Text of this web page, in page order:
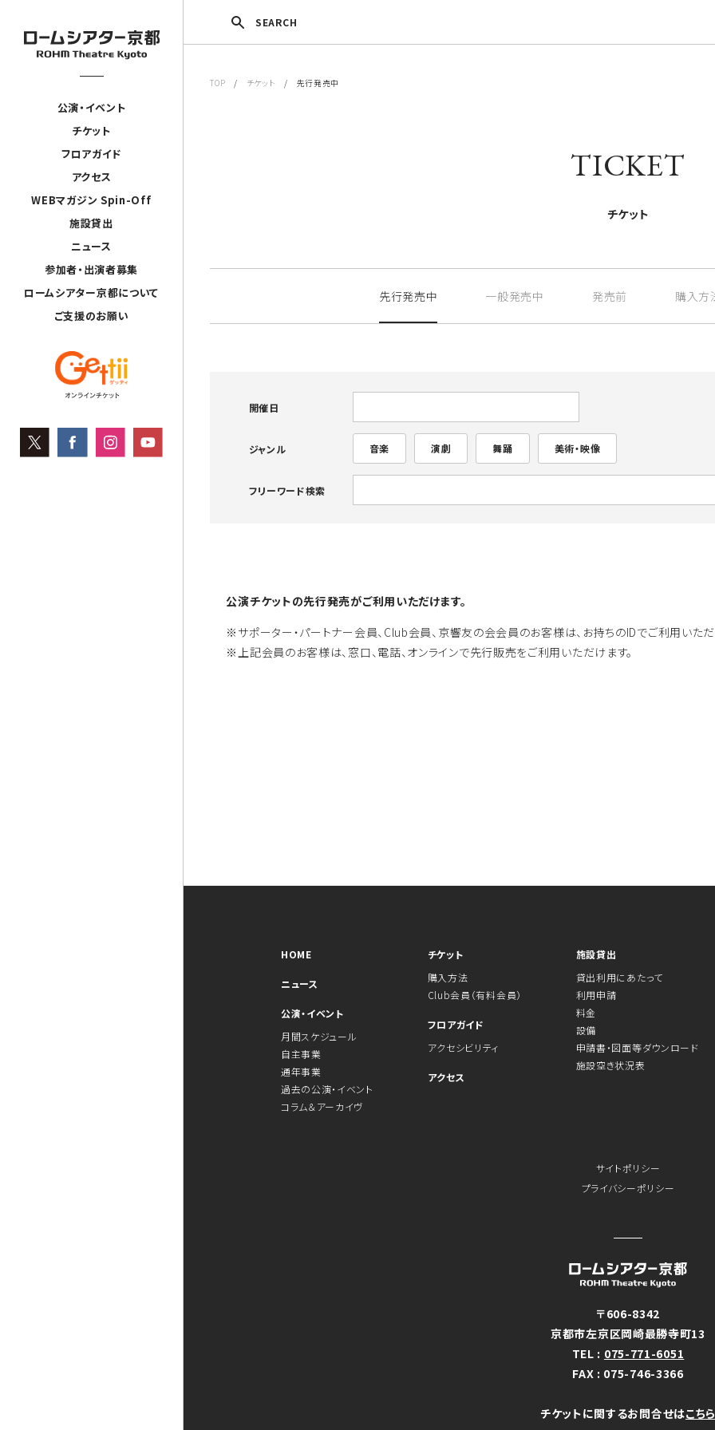
公演・イベント
チケット
フロアガイド
アクセス
WEBマガジン Spin-Off
施設貸出
ニュース
参加者・出演者募集
ロームシアター京都について
ご支援のお願い
SEARCH
TOP / チケット / 先行発売中
TICKET
チケット
先行発売中 一般発売中 発売前 購入方
開催日
ジャンル 音楽 演劇 舞踊 美術・映像
フリーワード検索
公演チケットの先行発売がご利用いただけます。
※サポーター・パートナー会員、Club会員、京響友の会会員のお客様は、お持ちのIDでご利用いただ
※上記会員のお客様は、窓口、電話、オンラインで先行販売をご利用いただけます。
HOME
ニュース
公演・イベント
月間スケジュール
自主事業
通年事業
過去の公演・イベント
コラム＆アーカイヴ
チケット
購入方法
Club会員（有料会員）
フロアガイド
アクセシビリティ
アクセス
施設貸出
貸出利用にあたって
利用申請
料金
設備
申請書・図面等ダウンロード
施設空き状況表
サイトポリシー
プライバシーポリシー
〒606-8342
京都市左京区岡崎最勝寺町13
TEL : 075-771-6051
FAX : 075-746-3366
チケットに関するお問合せはこち